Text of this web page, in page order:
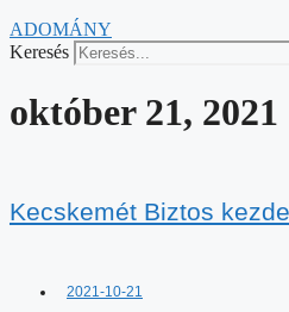
ADOMÁNY
Keresés
október 21, 2021
Kecskemét Biztos
2021-10-21